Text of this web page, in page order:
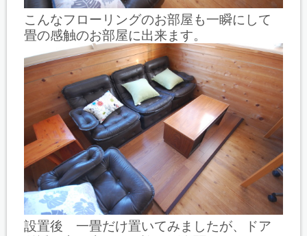
こんなフローリングのお部屋も一瞬にして
畳の感触のお部屋に出来ます。
設置後 一畳だけ置いてみましたが、ドア